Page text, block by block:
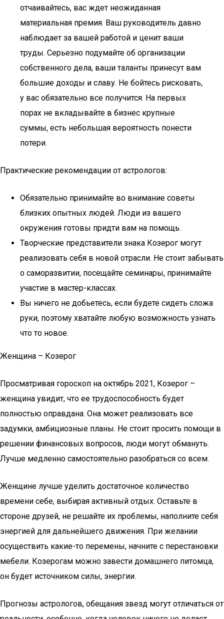
отчаивайтесь, вас ждет неожиданная
материальная премия. Ваш руководитель давно
наблюдает за вашей работой и ценит ваши
труды. Серьезно подумайте об организации
собственного дела, ваши таланты принесут вам
большие доходы и славу. Не бойтесь рисковать,
у вас обязательно все получится. На первых
порах не вкладывайте в бизнес крупные
суммы, есть небольшая вероятность понести
потери.
Практические рекомендации от астрологов:
Обязательно принимайте во внимание советы
близких опытных людей. Люди из вашего
окружения готовы придти вам на помощь.
Творческие представители знака Козерог могут
реализовать себя в новой отрасли. Не стоит забывать
о саморазвитии, посещайте семинары, принимайте
участие в мастер-классах.
Вы ничего не добьетесь, если будете сидеть сложа
руки, поэтому хватайте любую возможность узнать
что то новое.
Женщина – Козерог
Просматривая гороскоп на октябрь 2021, Козерог –
женщина увидит, что ее трудоспособность будет
полностью оправдана. Она может реализовать все
задумки, амбициозные планы. Не стоит просить помощи в
решении финансовых вопросов, люди могут обмануть.
Лучше медленно самостоятельно разобраться со всем.
Женщине лучше уделить достаточное количество
времени себе, выбирая активный отдых. Оставьте в
стороне друзей, не решайте их проблемы, наполните себя
энергией для дальнейшего движения. При желании
осуществить какие-то перемены, начните с перестановки
мебели. Козерогам можно завести домашнего питомца,
он будет источником силы, энергии.
Прогнозы астрологов, обещания звезд могут отличаться от